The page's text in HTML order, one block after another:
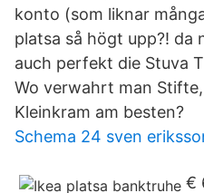
konto (som liknar
platsa så högt upp?! da
auch perfekt die Stuva
Wo verwahrt man
Kleinkram am besten?
Schema 24 sven
€